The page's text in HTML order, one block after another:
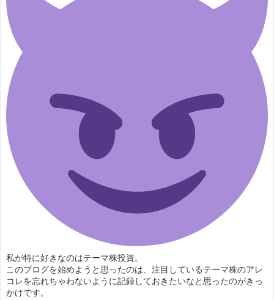
私が特に好きなのはテーマ株投資。
このブログを始めようと思ったのは、注目しているテーマ株のアレ
コレを忘れちゃわないように記録しておきたいなと思ったのがきっ
かけです。